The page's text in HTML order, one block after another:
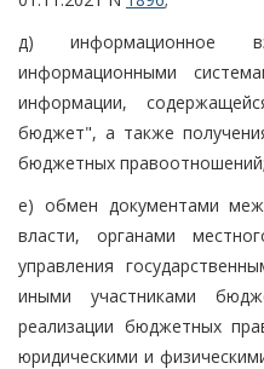
д) информационное
информационными
информации,
бюджет", а также
бюджетных правоотношений;
е) обмен документами
власти, органами
управления
иными участниками
реализации бюджетных
юридическими и